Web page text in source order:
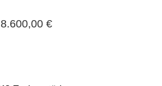
8.600,00 €